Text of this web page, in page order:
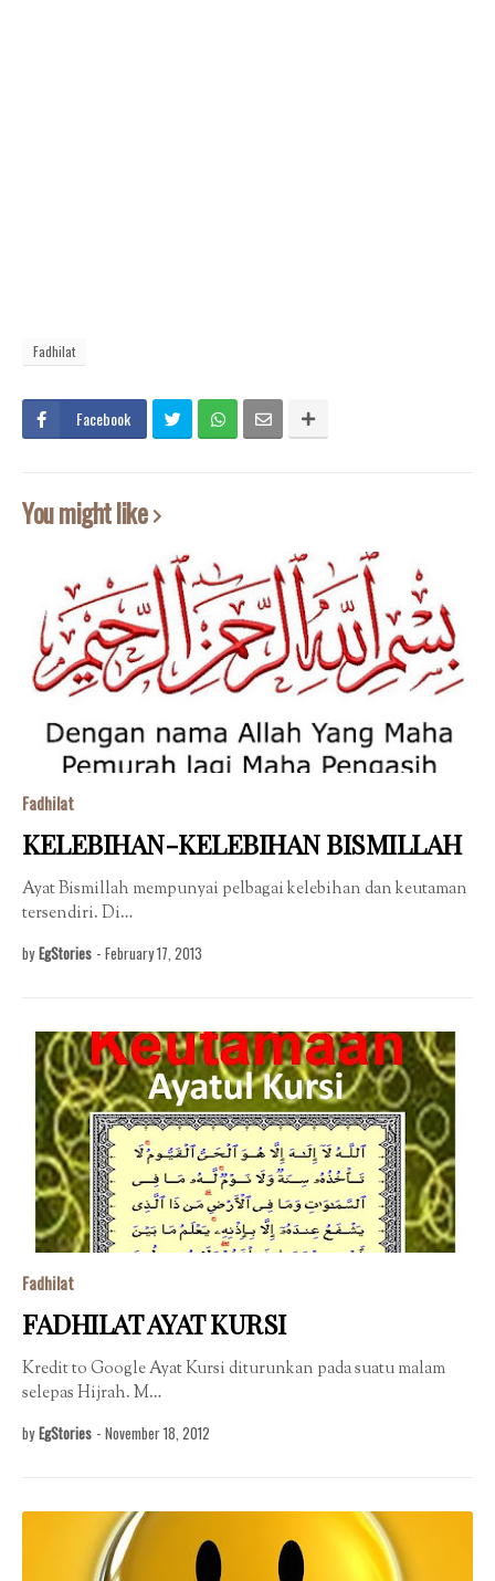
Fadhilat
Facebook
You might like
Fadhilat
KELEBIHAN-KELEBIHAN BISMILLAH
Ayat Bismillah mempunyai pelbagai kelebihan dan keutaman
tersendiri. Di…
by EgStories - February 17, 2013
Fadhilat
FADHILAT AYAT KURSI
Kredit to Google Ayat Kursi diturunkan pada suatu malam
selepas Hijrah. M…
by EgStories - November 18, 2012